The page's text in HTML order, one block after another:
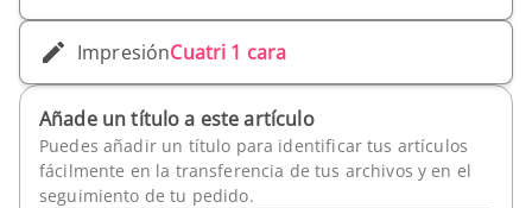
ImpresiónCuatri 1 cara
Añade un título a este artículo
Puedes añadir un título para identificar tus artículos
fácilmente en la transferencia de tus archivos y en el
seguimiento de tu pedido.